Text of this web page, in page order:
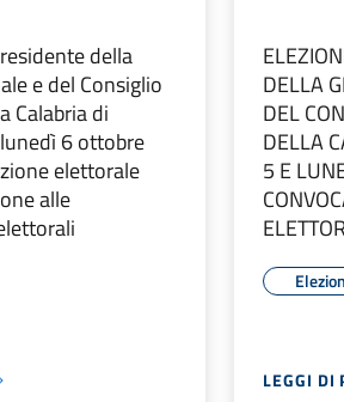
della
e del Consiglio
Calabria di
6 ottobre
elettorale
alle
DELLA
DEL
DELLA
5 E
LEGGI DI